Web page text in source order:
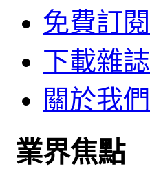
免費訂閱
下載雜誌
關於我們
業界焦點